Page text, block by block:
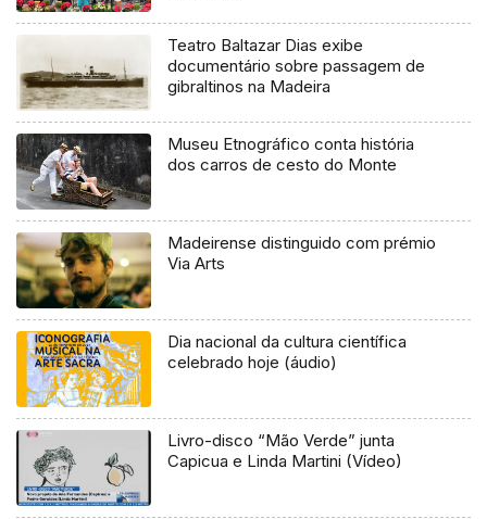
Teatro Baltazar Dias exibe
documentário sobre passagem de
gibraltinos na Madeira
Museu Etnográfico conta história
dos carros de cesto do Monte
Madeirense distinguido com prémio
Via Arts
Dia nacional da cultura científica
celebrado hoje (áudio)
Livro-disco “Mão Verde” junta
Capicua e Linda Martini (Vídeo)